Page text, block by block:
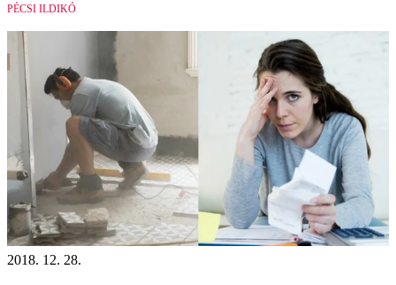
PÉCSI ILDIKÓ
2018. 12. 28.